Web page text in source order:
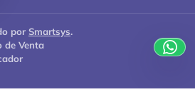
por Smartsys.
de Venta